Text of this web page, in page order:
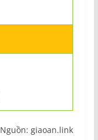
Nguồn: giaoan.link